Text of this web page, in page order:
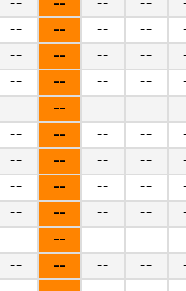
-- -- -- --
-- -- -- --
-- -- -- --
-- -- -- --
-- -- -- --
-- -- -- --
-- -- -- --
-- -- -- --
-- -- -- --
-- -- -- --
-- -- -- --